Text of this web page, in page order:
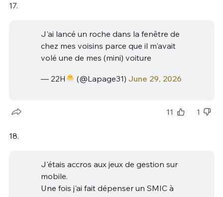
17.
J'ai lancé un roche dans la fenêtre de
chez mes voisins parce que il m'avait
volé une de mes (mini) voiture
— 22H (@Lapage31) June 29, 2026
11 1
18.
J'étais accros aux jeux de gestion sur
mobile.
Une fois j'ai fait dépenser un SMIC à